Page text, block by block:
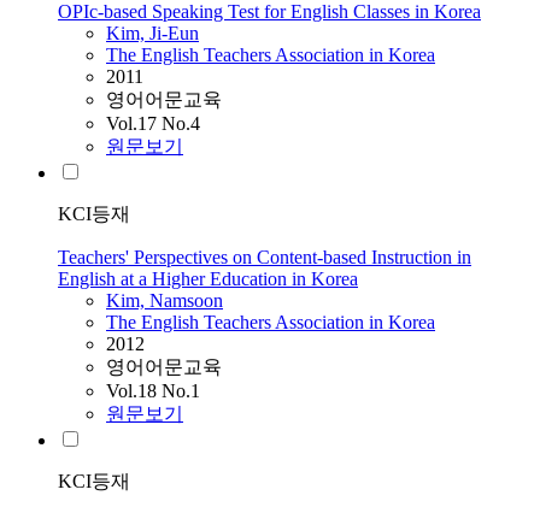
OPIc-based Speaking Test for English Classes in Korea
Kim, Ji-Eun
The English Teachers Association in Korea
2011
영어어문교육
Vol.17 No.4
원문보기
KCI등재
Teachers' Perspectives on Content-based Instruction in
English at a Higher Education in Korea
Kim, Namsoon
The English Teachers Association in Korea
2012
영어어문교육
Vol.18 No.1
원문보기
KCI등재